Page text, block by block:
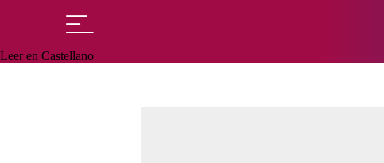
Leer en Castellano